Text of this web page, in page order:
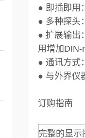
● 即插即用
● 多种探头
● 扩展输出
用增加DIN-
● 通讯方式
● 与外界仪
订购指南
完整的显示